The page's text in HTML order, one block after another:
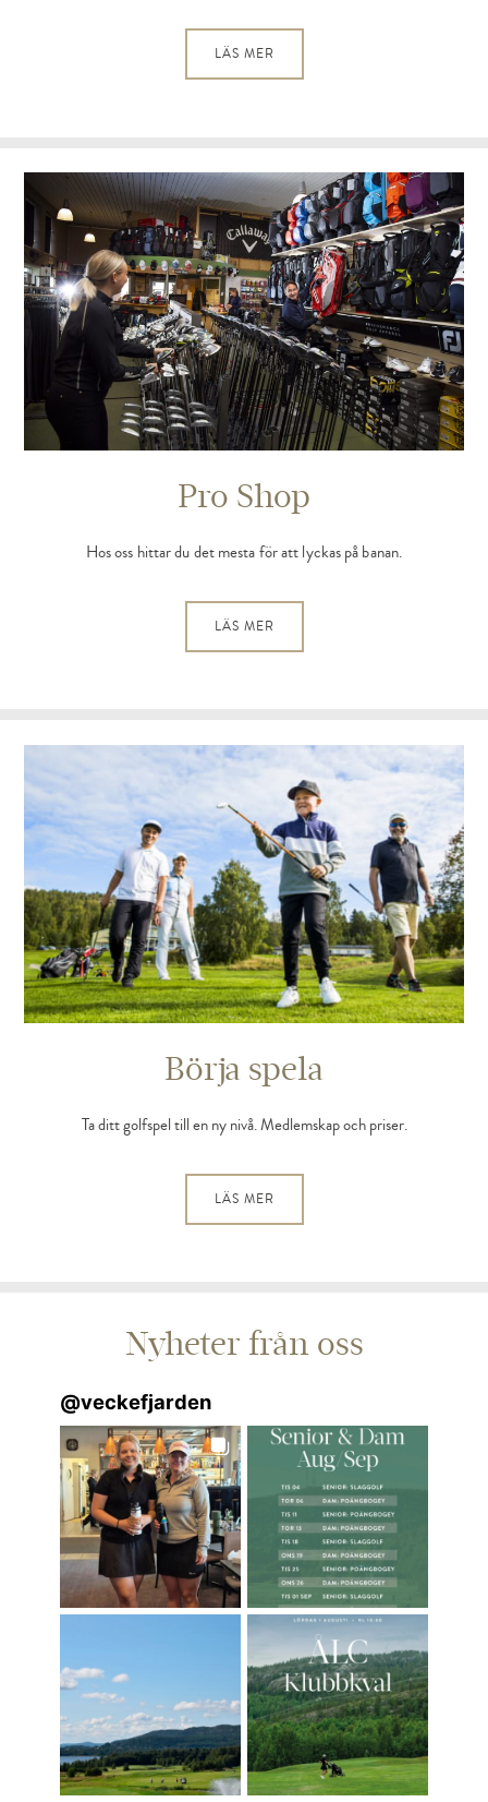
LÄS MER
Pro Shop
Hos oss hittar du det mesta för att lyckas på banan.
LÄS MER
Börja spela
Ta ditt golfspel till en ny nivå. Medlemskap och priser.
LÄS MER
Nyheter från oss
@veckefjarden